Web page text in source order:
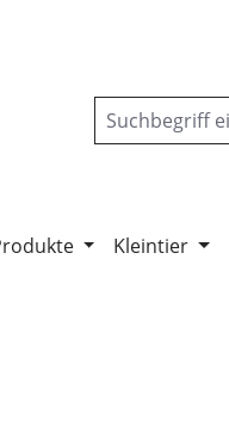
Kleintier